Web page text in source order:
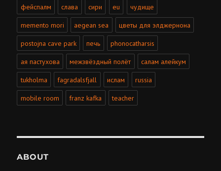
фейспалм слава сири eu чудище
memento mori aegean sea цветы для элджернона
postojna cave park печь phonocatharsis
ая пастухова межзвёздный полёт салам алейкум
tukholma fagradalsfjall ислам russia
mobile room franz kafka teacher
ABOUT